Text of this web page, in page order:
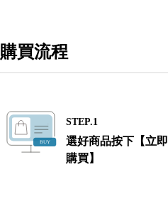
購買流程
STEP.1
選好商品按下【立即
購買】